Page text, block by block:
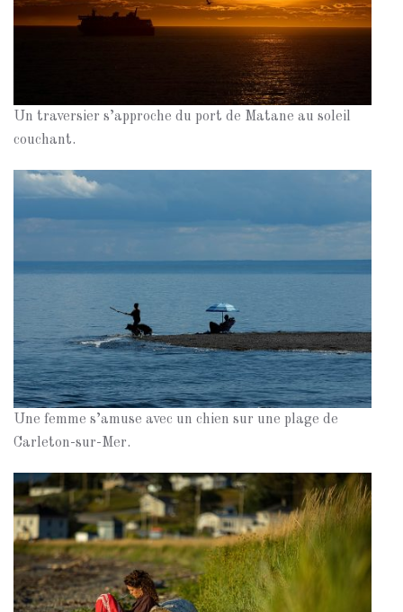
Un traversier s’approche du port de Matane au soleil
couchant.
Une femme s’amuse avec un chien sur une plage de
Carleton-sur-Mer.